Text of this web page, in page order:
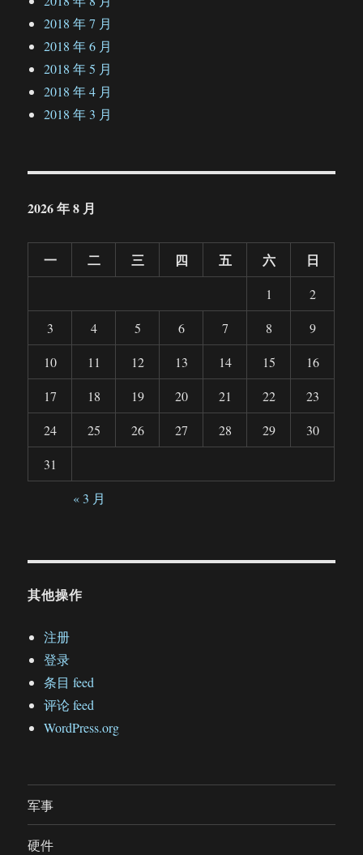
2018 年 7 月
2018 年 6 月
2018 年 5 月
2018 年 4 月
2018 年 3 月
2026 年 8 月
一 二 三 四 五 六 日
1
2
3
4 5 6 7 8
9
10
11 12 13 14 15
16
17
18 19 20 21 22
23
24
25 26 27 28 29
30
31
« 3 月
其他操作
注册
登录
条目 feed
评论 feed
WordPress.org
军事
硬件